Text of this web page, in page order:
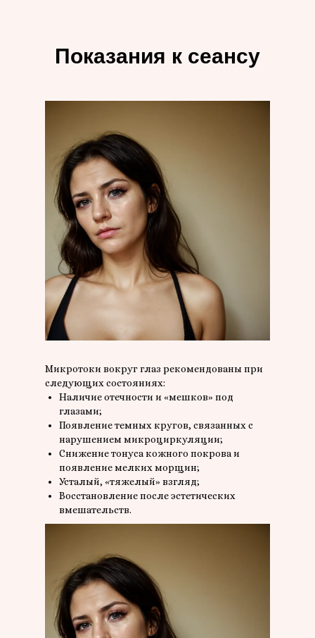
Показания к сеансу
Микротоки вокруг глаз рекомендованы при
следующих состояниях:
Наличие отечности и «мешков» под
глазами;
Появление темных кругов, связанных с
нарушением микроциркуляции;
Снижение тонуса кожного покрова и
появление мелких морщин;
Усталый, «тяжелый» взгляд;
Восстановление после эстетических
вмешательств.